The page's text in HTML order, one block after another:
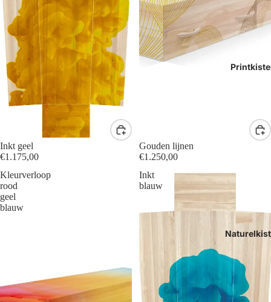
Inkt geel
€1.175,00
Gouden lijnen
€1.250,00
Kleurverloop
rood
geel
blauw
Inkt
blauw